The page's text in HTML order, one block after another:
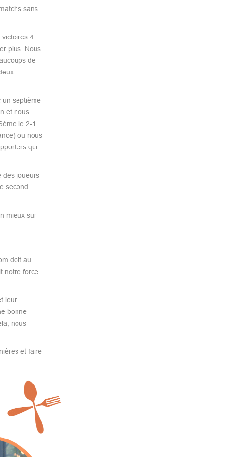
sans
4
plus. Nous
de
un septième
et nous
le 2-1
ou nous
qui
des joueurs
second
mieux sur
doit au
notre force
leur
bonne
nous
et faire